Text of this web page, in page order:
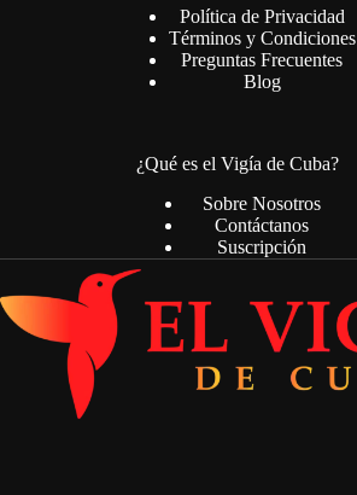
Política de Privacidad
Términos y Condiciones
Preguntas Frecuentes
Blog
¿Qué es el Vigía de Cuba?
Sobre Nosotros
Contáctanos
Suscripción